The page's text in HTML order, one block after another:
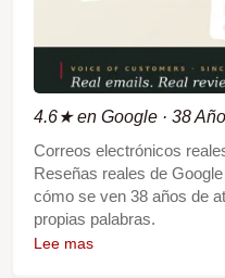
4.6★ en Google · 38
Correos electrónicos
Reseñas reales de
cómo se ven 38 años de
propias palabras.
Lee mas